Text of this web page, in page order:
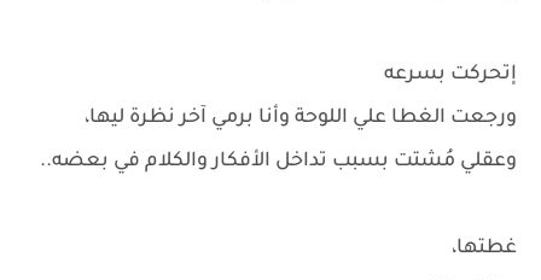
إتحركت بسرعه
ورجعت الغطا علي اللوحة وأنا برمي آخر نظرة ليها،
وعقلي مُشتت بسبب تداخل الأفكار والكلام في بعضه..
غطتها،